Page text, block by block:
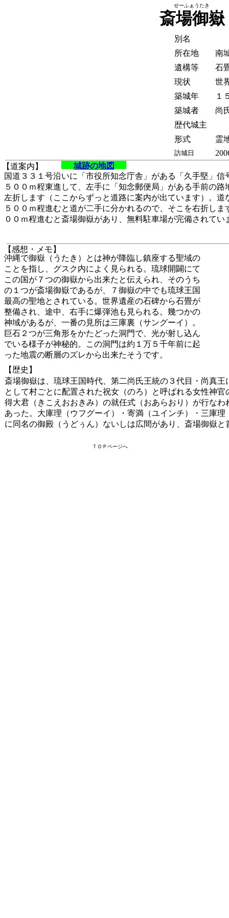
城跡の地図
斎場御嶽
別名
所在地
南
遺構等
石
現状
世
築城年
１
築城者
尚
歴代城主
形式
霊
訪城日
【道案内】
【感想・メモ】
せーふぁうたき
【歴史】
ＴＯＰページへ
国道３３１号沿いに「市役所知念庁舎」がある「久手堅」信
５００ｍ程東進して、左手に「知念郵便局」がある手前の路
左折します（ここからずっと道路に案内が出ています）。道
５００ｍ程進むと道が二手に分かれるので、そこを右折しま
００ｍ程進むと斎場御嶽があり、無料駐車場が完備されてい
沖縄で御嶽（うたき）とは神が降臨し鎮座する聖域の
ことを指し、グスク内によく見られる。琉球開闢にて
この国が７つの御嶽から出来たと伝えられ、そのうち
の１つが斎場御嶽であるが、７御嶽の中でも琉球王国
最高の聖地とされている。世界遺産の石碑から石畳が
整備され、途中、右手に爆弾池も見られる。幾つかの
神域があるが、一番の見所は三庫裏（サングーイ）。
巨石２つが三角形をかたどった洞門で、光が射し込ん
でいる様子が神秘的。この洞門は約１万５千年前に起
った地震の断層のズレから出来たそうです。
斎場御嶽は、琉球王国時代、第二尚氏王統の３代目・尚真
として村ごとに配置された祝女（のろ）と呼ばれる女性神
得大君（きこえおおきみ）の就任式（おあらおり）が行な
あった。大庫理（ウフグーイ）・寄満（ユインチ）・三庫
に同名の御殿（うどぅん）ないしは広間があり、斎場御嶽